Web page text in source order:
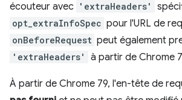
écouteur avec 'extraHeaders'
opt_extraInfoSpec pour l'URL de
onBeforeRequest peut également
'extraHeaders' à partir de Chrome
À partir de Chrome 79, l'en-tête de